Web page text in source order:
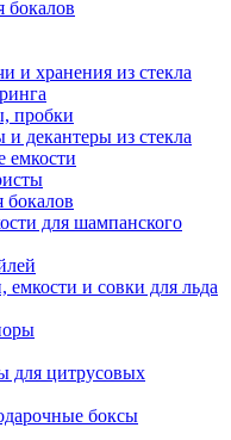
бокалов
и хранения из стекла
пробки
декантеры из стекла
емкости
бокалов
для шампанского
емкости и совки для льда
для цитрусовых
боксы